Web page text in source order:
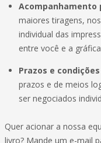
Acompanhamento
maiores tiragens,
individual das
entre você e a gráfica
Prazos e
prazos e de meios
ser negociados
Quer acionar a nossa
livro? Mande um e-mail